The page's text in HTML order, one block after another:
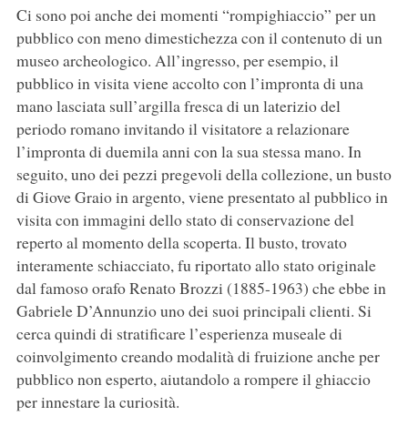
Ci sono poi anche dei momenti “rompighiaccio” per un
pubblico con meno dimestichezza con il contenuto di un
museo archeologico. All’ingresso, per esempio, il
pubblico in visita viene accolto con l’impronta di una
mano lasciata sull’argilla fresca di un laterizio del
periodo romano invitando il visitatore a relazionare
l’impronta di duemila anni con la sua stessa mano. In
seguito, uno dei pezzi pregevoli della collezione, un busto
di Giove Graio in argento, viene presentato al pubblico in
visita con immagini dello stato di conservazione del
reperto al momento della scoperta. Il busto, trovato
interamente schiacciato, fu riportato allo stato originale
dal famoso orafo Renato Brozzi (1885-1963) che ebbe in
Gabriele D’Annunzio uno dei suoi principali clienti. Si
cerca quindi di stratificare l’esperienza museale di
coinvolgimento creando modalità di fruizione anche per
pubblico non esperto, aiutandolo a rompere il ghiaccio
per innestare la curiosità.